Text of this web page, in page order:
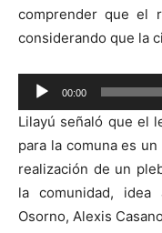
comprender que el
considerando que la
Reproductor
de
audio
00:00
Lilayú señaló que el
para la comuna es
realización de un
la comunidad,
Osorno, Alexis